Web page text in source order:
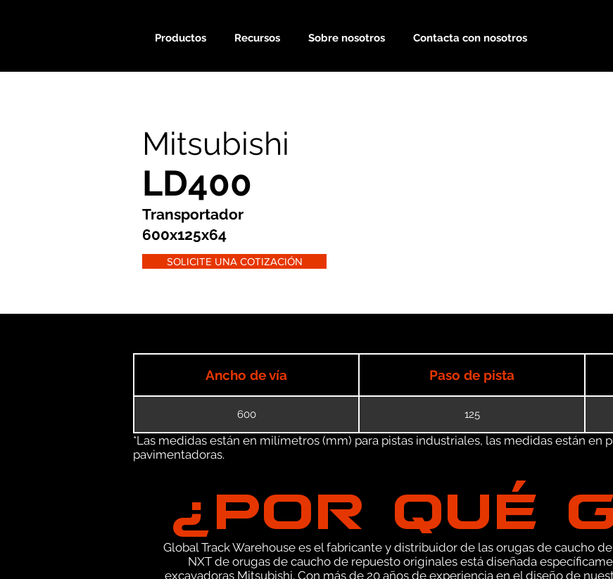
Productos Recursos Sobre nosotros Contacta con nosotros
Mitsubishi
LD400
Transportador
600x125x64
SOLICITE UNA COTIZACIÓN
Ancho de vía Paso de pista
600 125
*Las medidas están en milímetros (mm) para pistas industriales, las medidas están en
pavimentadoras.
¿POR QUÉ
Global Track Warehouse es el fabricante y distribuidor de las orugas de caucho
NXT de orugas de caucho de repuesto originales está diseñada
excavadoras Mitsubishi. Con más de 20 años de experiencia en el diseño de